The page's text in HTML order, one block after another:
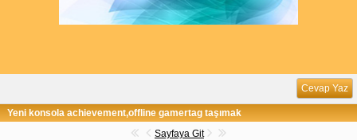
Cevap Yaz
Yeni konsola achievement,offline gamertag taşımak
Sayfaya Git